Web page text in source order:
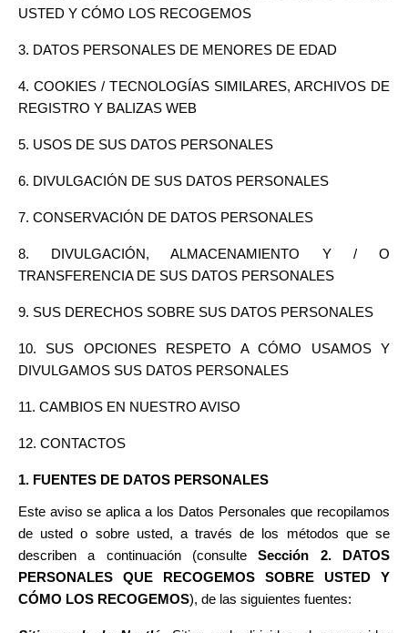
USTED Y CÓMO LOS RECOGEMOS
3. DATOS PERSONALES DE MENORES DE EDAD
4. COOKIES / TECNOLOGÍAS SIMILARES, ARCHIVOS DE
REGISTRO Y BALIZAS WEB
5. USOS DE SUS DATOS PERSONALES
6. DIVULGACIÓN DE SUS DATOS PERSONALES
7. CONSERVACIÓN DE DATOS PERSONALES
8. DIVULGACIÓN, ALMACENAMIENTO Y / O
TRANSFERENCIA DE SUS DATOS PERSONALES
9. SUS DERECHOS SOBRE SUS DATOS PERSONALES
10. SUS OPCIONES RESPETO A CÓMO USAMOS Y
DIVULGAMOS SUS DATOS PERSONALES
11. CAMBIOS EN NUESTRO AVISO
12. CONTACTOS
1. FUENTES DE DATOS PERSONALES
Este aviso se aplica a los Datos Personales que recopilamos
de usted o sobre usted, a través de los métodos que se
describen a continuación (consulteSección 2. DATOS
PERSONALES QUE RECOGEMOS SOBRE USTED Y
CÓMO LOS RECOGEMOS), de las siguientes fuentes: